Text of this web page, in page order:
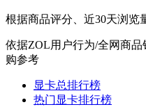
根据商品评分、近30天浏览
依据ZOL用户行为/全网商
购参考
显卡总排行榜
热门显卡排行榜